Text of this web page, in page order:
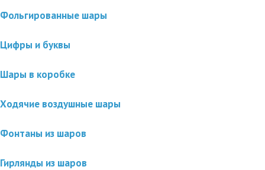
Фольгированные шары
Цифры и буквы
Шары в коробке
Ходячие воздушные шары
Фонтаны из шаров
Гирлянды из шаров